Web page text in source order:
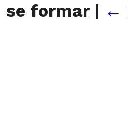
se formar | ←